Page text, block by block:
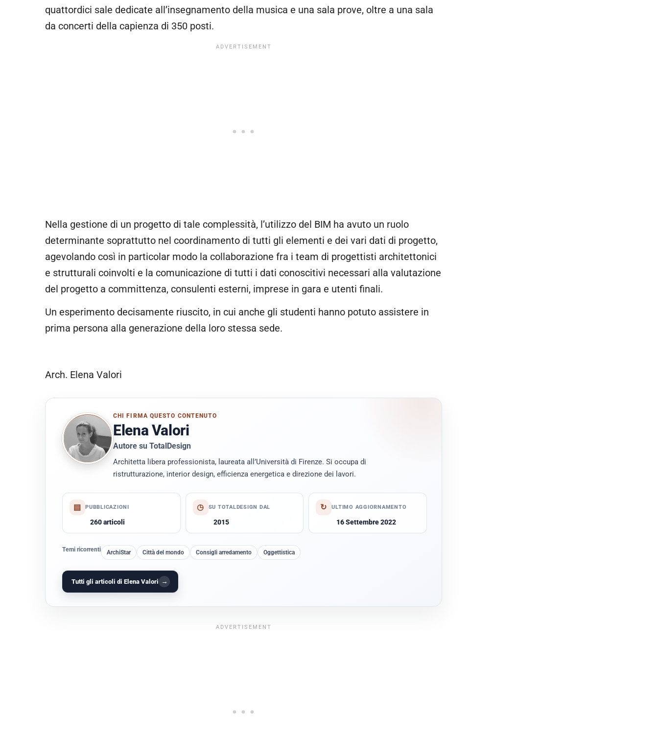
quattordici sale dedicate all’insegnamento della musica e una sala prove, oltre a una sala
da concerti della capienza di 350 posti.
Nella gestione di un progetto di tale complessità, l’utilizzo del BIM ha avuto un ruolo
determinante soprattutto nel coordinamento di tutti gli elementi e dei vari dati di progetto,
agevolando così in particolar modo la collaborazione fra i team di progettisti architettonici
e strutturali coinvolti e la comunicazione di tutti i dati conoscitivi necessari alla valutazione
del progetto a committenza, consulenti esterni, imprese in gara e utenti finali.
Un esperimento decisamente riuscito, in cui anche gli studenti hanno potuto assistere in
prima persona alla generazione della loro stessa sede.
Arch. Elena Valori
CHI FIRMA QUESTO CONTENUTO
Elena Valori
Autore su TotalDesign
Architetta libera professionista, laureata all’Università di Firenze. Si occupa di
ristrutturazione, interior design, efficienza energetica e direzione dei lavori.
▤ PUBBLICAZIONI
260 articoli
◷ SU TOTALDESIGN DAL
2015
↻ ULTIMO AGGIORNAMENTO
16 Settembre 2022
Temi ricorrenti ArchiStar Città del mondo Consigli arredamento Oggettistica
Tutti gli articoli di Elena Valori →